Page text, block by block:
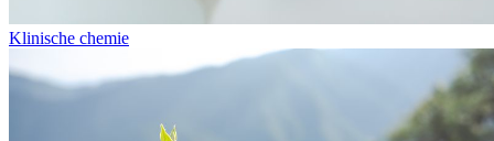
Klinische chemie